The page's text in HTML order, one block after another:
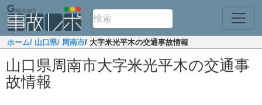
ホーム/ 山口県/ 周南市/ 大字米光平木の交通事故情報
山口県周南市大字米光平木の交通事
故情報